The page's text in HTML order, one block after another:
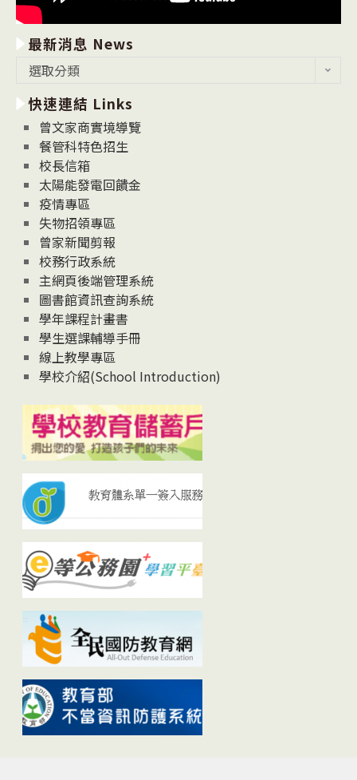
最新消息 News
消
息
News
選取分類
快速連結 Links
曾文家商實境導覽
餐管科特色招生
校長信箱
太陽能發電回饋金
疫情專區
失物招領專區
曾家新聞剪報
校務行政系統
主網頁後端管理系統
圖書館資訊查詢系統
學年課程計畫書
學生選課輔導手冊
線上教學專區
學校介紹(School Introduction)